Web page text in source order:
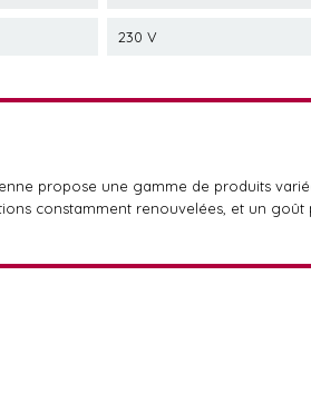
230 V
propose une gamme de produits
constamment renouvelées, et un